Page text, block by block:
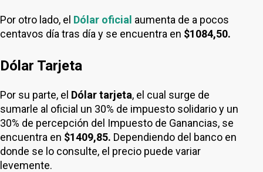
Por otro lado, el Dólar oficial aumenta de a pocos
centavos día tras día y se encuentra en $1084,50.
Dólar Tarjeta
Por su parte, el Dólar tarjeta, el cual surge de
sumarle al oficial un 30% de impuesto solidario y un
30% de percepción del Impuesto de Ganancias, se
encuentra en $1409,85. Dependiendo del banco en
donde se lo consulte, el precio puede variar
levemente.